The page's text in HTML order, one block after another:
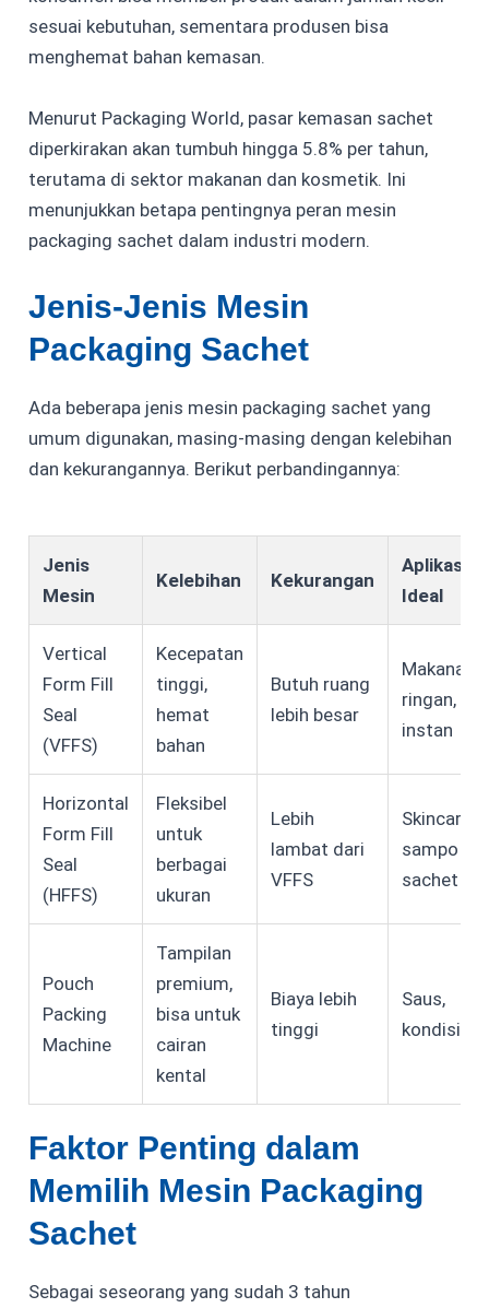
sesuai kebutuhan, sementara produsen bisa
menghemat bahan kemasan.
Menurut Packaging World, pasar kemasan sachet
diperkirakan akan tumbuh hingga 5.8% per tahun,
terutama di sektor makanan dan kosmetik. Ini
menunjukkan betapa pentingnya peran mesin
packaging sachet dalam industri modern.
Jenis-Jenis Mesin
Packaging Sachet
Ada beberapa jenis mesin packaging sachet yang
umum digunakan, masing-masing dengan kelebihan
dan kekurangannya. Berikut perbandingannya:
Jenis
Mesin
Kelebihan Kekurangan
Aplikasi
Ideal
Vertical
Form Fill
Seal
(VFFS)
Kecepatan
tinggi,
hemat
bahan
Butuh ruang
lebih besar
Makanan
ringan,
instan
Horizontal
Form Fill
Seal
(HFFS)
Fleksibel
untuk
berbagai
ukuran
Lebih
lambat dari
VFFS
Skincare,
sampo
sachet
Pouch
Packing
Machine
Tampilan
premium,
bisa untuk
cairan
kental
Biaya lebih
tinggi
Saus,
Faktor Penting dalam
Memilih Mesin Packaging
Sachet
Sebagai seseorang yang sudah 3 tahun